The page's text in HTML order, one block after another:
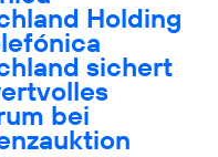
Holding
sichert
bei